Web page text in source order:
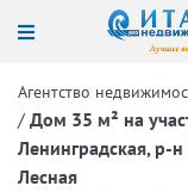
Агентство
/ Дом 35 м² на
Ленинградская, р-
Лесная